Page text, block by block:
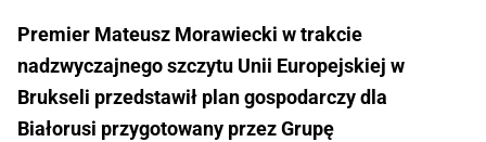
Premier Mateusz Morawiecki w trakcie
nadzwyczajnego szczytu Unii Europejskiej w
Brukseli przedstawił plan gospodarczy dla
Białorusi przygotowany przez Grupę